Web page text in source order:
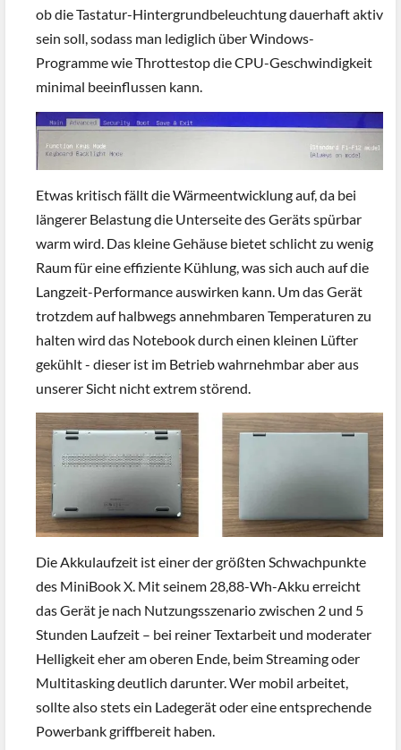
ob die Tastatur-Hintergrundbeleuchtung dauerhaft aktiv
sein soll, sodass man lediglich über Windows-
Programme wie Throttestop die CPU-Geschwindigkeit
minimal beeinflussen kann.
Etwas kritisch fällt die Wärmeentwicklung auf, da bei
längerer Belastung die Unterseite des Geräts spürbar
warm wird. Das kleine Gehäuse bietet schlicht zu wenig
Raum für eine effiziente Kühlung, was sich auch auf die
Langzeit-Performance auswirken kann. Um das Gerät
trotzdem auf halbwegs annehmbaren Temperaturen zu
halten wird das Notebook durch einen kleinen Lüfter
gekühlt - dieser ist im Betrieb wahrnehmbar aber aus
unserer Sicht nicht extrem störend.
Die Akkulaufzeit ist einer der größten Schwachpunkte
des MiniBook X. Mit seinem 28,88-Wh-Akku erreicht
das Gerät je nach Nutzungsszenario zwischen 2 und 5
Stunden Laufzeit – bei reiner Textarbeit und moderater
Helligkeit eher am oberen Ende, beim Streaming oder
Multitasking deutlich darunter. Wer mobil arbeitet,
sollte also stets ein Ladegerät oder eine entsprechende
Powerbank griffbereit haben.